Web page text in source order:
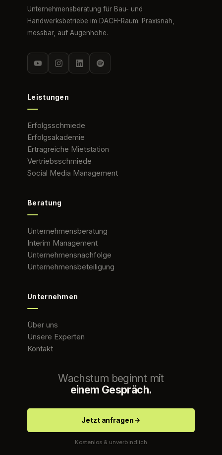
Unternehmensberatung für Bau- und
Handwerksbetriebe im DACH-Raum. Praxisnah,
messbar, auf Augenhöhe.
Leistungen
Erfolgsschmiede
Erfolgsakademie
Ertragreiche Mietstation
Vertriebsschmiede
Social Media Management
Beratung
Unternehmensberatung
Interim Management
Unternehmensnachfolge
Unternehmensbeteiligung
Unternehmen
Über uns
Unsere Experten
Kontakt
Wachstum beginnt mit
einem Gespräch.
Jetzt anfragen
Kostenlos & unverbindlich